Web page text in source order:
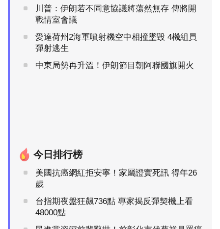
川普：伊朗若不同意協議將蕩然無存 傳將開
戰情室會議
愛達荷州2海軍噴射機空中相撞墜毀 4機組員
彈射逃生
中東局勢再升溫！伊朗節目朝阿聯國旗開火
今日排行榜
美國抗癌網紅拒安寧！家屬證實死訊 得年26
歲
台指期夜盤狂飆736點 專家揭反彈契機上看
48000點